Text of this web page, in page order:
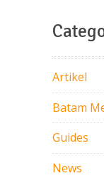
Artikel
Batam
Guides
News